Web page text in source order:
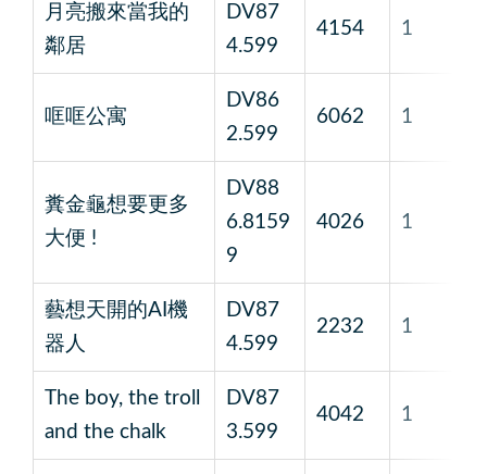
月亮搬來當我的
鄰居
DV87
4.599
4154 1
哐哐公寓
DV86
2.599
6062 1
糞金龜想要更多
大便 !
DV88
6.8159
9
4026 1
藝想天開的AI機
器人
DV87
4.599
2232 1
The boy, the troll
and the chalk
DV87
3.599
4042 1